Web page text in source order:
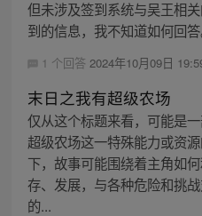
但未涉及签到系统与吴王相
到的信息，我不知道如何回答
1 个回答 2024年10月09日
末日之我有超级农场
仅从这个标题来看，可能是
超级农场这一特殊能力或资
下，故事可能围绕着主角如
存、发展，与各种危险和挑
的...